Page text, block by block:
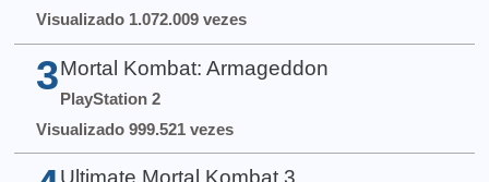
Visualizado 1.072.009 vezes
3 Mortal Kombat: Armageddon
PlayStation 2
Visualizado 999.521 vezes
Ultimate Mortal Kombat 3